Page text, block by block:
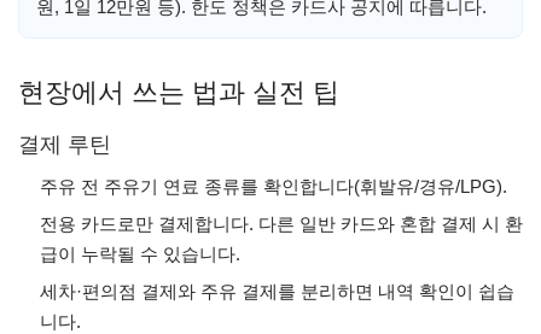
원, 1일 12만원 등). 한도 정책은 카드사 공지에 따릅니다.
현장에서 쓰는 법과 실전 팁
결제 루틴
주유 전 주유기 연료 종류를 확인합니다(휘발유/경유/LPG).
전용 카드로만 결제합니다. 다른 일반 카드와 혼합 결제 시 환
급이 누락될 수 있습니다.
세차·편의점 결제와 주유 결제를 분리하면 내역 확인이 쉽습
니다.